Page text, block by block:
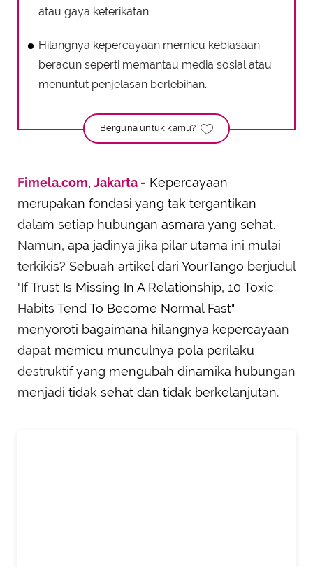
atau gaya keterikatan.
Hilangnya kepercayaan memicu kebiasaan
beracun seperti memantau media sosial atau
menuntut penjelasan berlebihan.
Berguna untuk kamu?
Fimela.com, Jakarta - Kepercayaan
merupakan fondasi yang tak tergantikan
dalam setiap hubungan asmara yang sehat.
Namun, apa jadinya jika pilar utama ini mulai
terkikis? Sebuah artikel dari YourTango berjudul
"If Trust Is Missing In A Relationship, 10 Toxic
Habits Tend To Become Normal Fast"
menyoroti bagaimana hilangnya kepercayaan
dapat memicu munculnya pola perilaku
destruktif yang mengubah dinamika hubungan
menjadi tidak sehat dan tidak berkelanjutan.